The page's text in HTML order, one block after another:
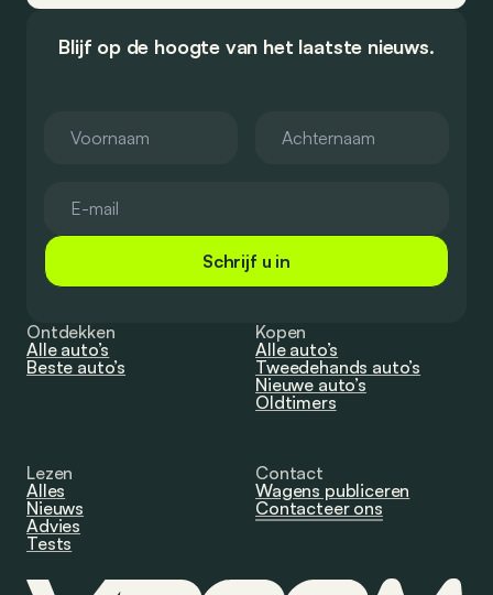
Blijf op de hoogte van het laatste nieuws.
Schrijf u in
Ontdekken
Alle auto’s
Beste auto’s
Kopen
Alle auto’s
Tweedehands auto’s
Nieuwe auto’s
Oldtimers
Lezen
Alles
Nieuws
Advies
Tests
Contact
Wagens publiceren
Contacteer ons